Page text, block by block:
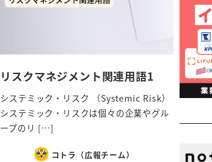
リスクマネジメント関連用語1
システミック・リスク （Systemic Risk）
システミック・リスクは個々の企業やグル
ープのリ […]
コトラ（広報チーム）